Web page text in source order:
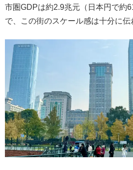
市圏GDPは約2.9兆元（日本円で約
で、この街のスケール感は十分に伝